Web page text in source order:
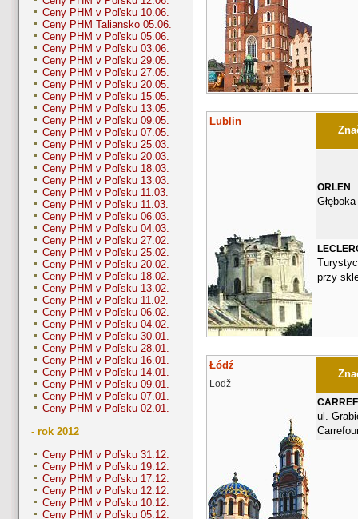
Ceny PHM v Poľsku 10.06.
Ceny PHM Taliansko 05.06.
Ceny PHM v Poľsku 05.06.
Ceny PHM v Poľsku 03.06.
Ceny PHM v Poľsku 29.05.
Ceny PHM v Poľsku 27.05.
Ceny PHM v Poľsku 20.05.
Ceny PHM v Poľsku 15.05.
Ceny PHM v Poľsku 13.05.
Ceny PHM v Poľsku 09.05.
Ceny PHM v Poľsku 07.05.
Ceny PHM v Poľsku 25.03.
Ceny PHM v Poľsku 20.03.
Ceny PHM v Poľsku 18.03.
Ceny PHM v Poľsku 13.03.
Ceny PHM v Poľsku 11.03.
Ceny PHM v Poľsku 11.03.
Ceny PHM v Poľsku 06.03.
Ceny PHM v Poľsku 04.03.
Ceny PHM v Poľsku 27.02.
Ceny PHM v Poľsku 25.02.
Ceny PHM v Poľsku 20.02.
Ceny PHM v Poľsku 18.02.
Ceny PHM v Poľsku 13.02.
Ceny PHM v Poľsku 11.02.
Ceny PHM v Poľsku 06.02.
Ceny PHM v Poľsku 04.02.
Ceny PHM v Poľsku 30.01.
Ceny PHM v Poľsku 28.01.
Ceny PHM v Poľsku 16.01.
Ceny PHM v Poľsku 14.01.
Ceny PHM v Poľsku 09.01.
Ceny PHM v Poľsku 07.01.
Ceny PHM v Poľsku 02.01.
- rok 2012
Ceny PHM v Poľsku 31.12.
Ceny PHM v Poľsku 19.12.
Ceny PHM v Poľsku 17.12.
Ceny PHM v Poľsku 12.12.
Ceny PHM v Poľsku 10.12.
Ceny PHM v Poľsku 05.12.
Lublin
ORLEN
przy
Łódź
Lodž
ul.